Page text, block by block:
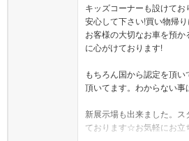
キッズコーナーも設けて
安心して下さい!買い物帰
お客様の大切なお車を預
に心がけております!
もちろん国から認定を頂
頂いてます。わからない
新展示場も出来ました。
ております☆お気軽にお立